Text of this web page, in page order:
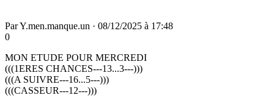
ParY.men.manque.un · 08/12/2025 à 17:48
0
MON ETUDE POUR MERCREDI
(((1ERES CHANCES---13...3---)))
(((A SUIVRE---16...5---)))
(((CASSEUR---12---)))